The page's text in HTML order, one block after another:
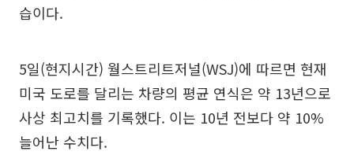
습이다.
5일(현지시간) 월스트리트저널(WSJ)에 따르면 현재
미국 도로를 달리는 차량의 평균 연식은 약 13년으로
사상 최고치를 기록했다. 이는 10년 전보다 약 10%
늘어난 수치다.